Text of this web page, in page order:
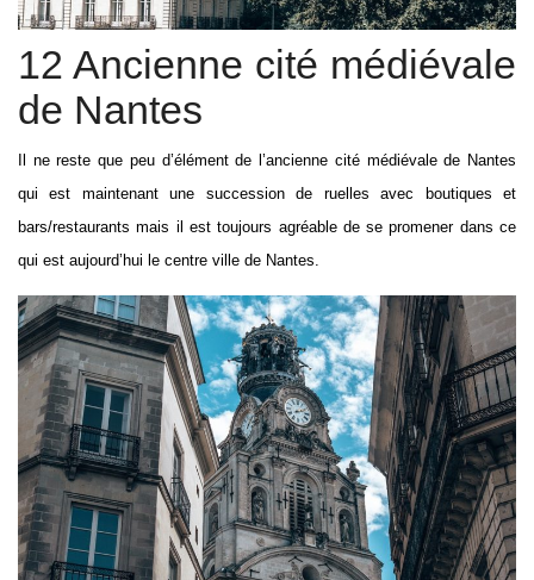
12 Ancienne cité médiévale
de Nantes
Il ne reste que peu d’élément de l’ancienne cité médiévale de Nantes
qui est maintenant une succession de ruelles avec boutiques et
bars/restaurants mais il est toujours agréable de se promener dans ce
qui est aujourd’hui le centre ville de Nantes.